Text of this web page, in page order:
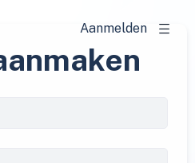
Aanmelden